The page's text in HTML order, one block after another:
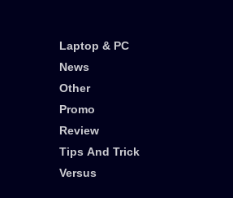
Laptop & PC
News
Other
Promo
Review
Tips And Trick
Versus